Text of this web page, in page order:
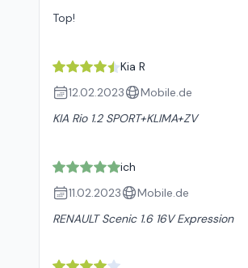
Top!
Kia R
12.02.2023
Mobile.de
KIA Rio 1.2 SPORT+KLIMA+ZV
ich
11.02.2023
Mobile.de
RENAULT Scenic 1.6 16V Expression